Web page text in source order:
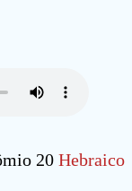
20 Hebraico